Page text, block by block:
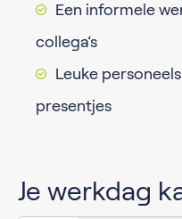
Een informele
collega’s
Leuke
presentjes
Je werkdag